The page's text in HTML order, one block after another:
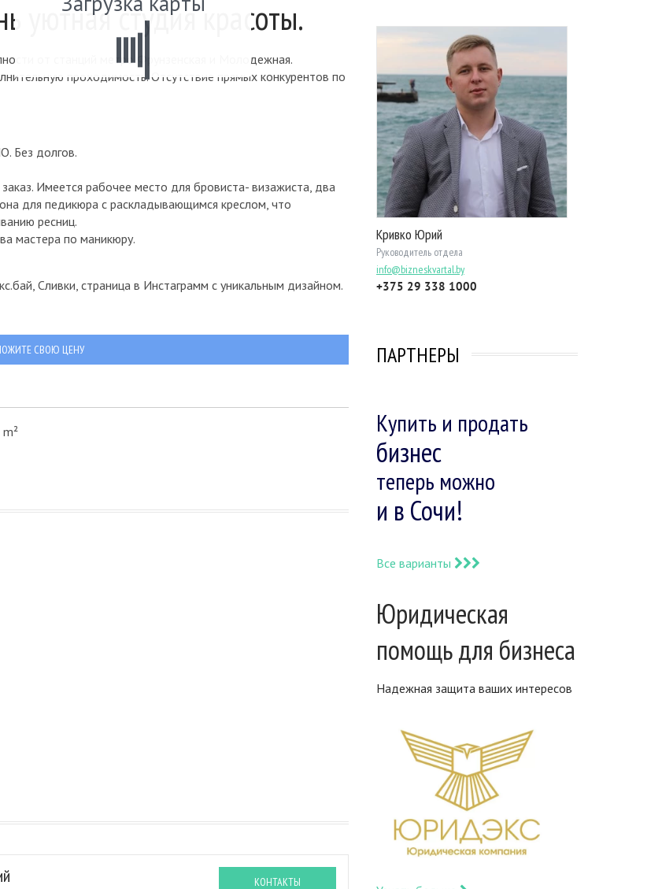
уютная студия красоты.
от станций метро Фрунзенская и Молодежная.
проходимость. Отсутствие прямых конкурентов по
Без долгов.
Имеется рабочее место для бровиста- визажиста, два
для педикюра с раскладывающимся креслом, что
ресниц.
мастера по маникюру.
Сливки, страница в Инстаграмм с уникальным дизайном.
СВОЮ ЦЕНУ
КОНТАКТЫ
Кривко Юрий
Руководитель отдела
info@bizneskvartal.by
+375 29 338 1000
ПАРТНЕРЫ
Купить и продать
бизнес
теперь можно
и в Сочи!
Все варианты
Юридическая
помощь для бизнеса
Надежная защита ваших интересов